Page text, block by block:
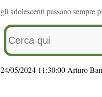
gli adolescenti passano sempre
24/05/2024 11:30:00 Arturo